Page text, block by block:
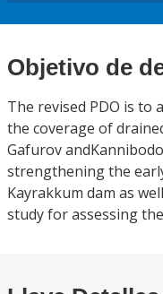
Objetivo de
The revised PDO is to
the coverage of
Gafurov
strengthening the
Kayrakkum dam as
study for assessing